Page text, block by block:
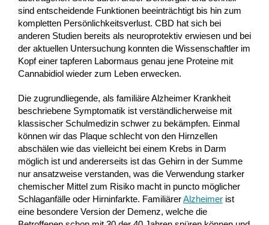
sind entscheidende Funktionen beeinträchtigt bis hin zum
kompletten Persönlichkeitsverlust. CBD hat sich bei
anderen Studien bereits als neuroprotektiv erwiesen und bei
der aktuellen Untersuchung konnten die Wissenschaftler im
Kopf einer tapferen Labormaus genau jene Proteine mit
Cannabidiol wieder zum Leben erwecken.
Die zugrundliegende, als familiäre Alzheimer Krankheit
beschriebene Symptomatik ist verständlicherweise mit
klassischer Schulmedizin schwer zu bekämpfen. Einmal
können wir das Plaque schlecht von den Hirnzellen
abschälen wie das vielleicht bei einem Krebs in Darm
möglich ist und andererseits ist das Gehirn in der Summe
nur ansatzweise verstanden, was die Verwendung starker
chemischer Mittel zum Risiko macht in puncto möglicher
Schlaganfälle oder Hirninfarkte. FamiliärerAlzheimer ist
eine besondere Version der Demenz, welche die